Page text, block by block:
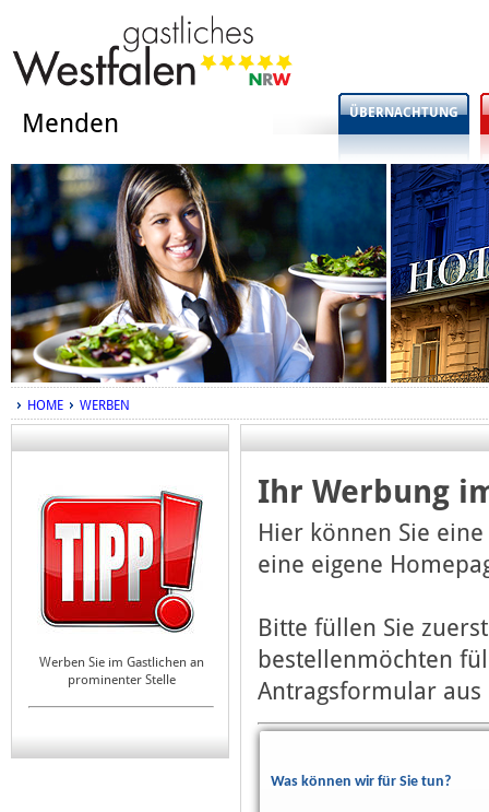
Menden ÜBERNACHTUNG
HOME WERBEN
Werben Sie im Gastlichen an
prominenter Stelle
Ihr Werbung
Hier können Sie
eine eigene
Bitte füllen Sie
bestellenmöchten
Antragsformular
Was können wir für Sie tun?